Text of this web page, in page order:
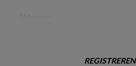
REGISTREREN